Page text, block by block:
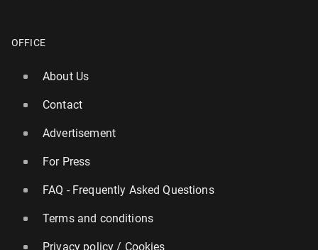
OFFICE
About Us
Contact
Advertisement
For Press
FAQ - Frequently Asked Questions
Terms and conditions
Privacy policy / Cookies